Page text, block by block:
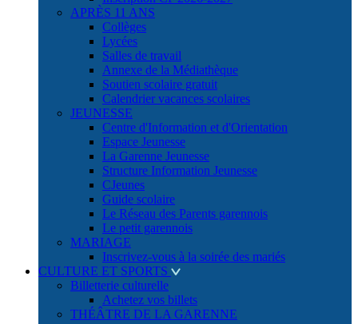
APRÈS 11 ANS
Collèges
Lycées
Salles de travail
Annexe de la Médiathèque
Soutien scolaire gratuit
Calendrier vacances scolaires
JEUNESSE
Centre d'Information et d'Orientation
Espace Jeunesse
La Garenne Jeunesse
Structure Information Jeunesse
CJeunes
Guide scolaire
Le Réseau des Parents garennois
Le petit garennois
MARIAGE
Inscrivez-vous à la soirée des mariés
CULTURE ET SPORTS
Billetterie culturelle
Achetez vos billets
THÉÂTRE DE LA GARENNE